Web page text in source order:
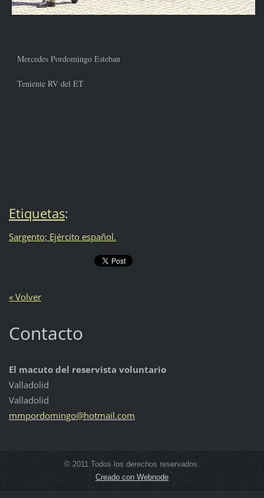
Mercedes Pordomingo Esteban
Teniente RV del ET
Etiquetas:
Sargento; Ejército español.
« Volver
Contacto
El macuto del reservista voluntario
Valladolid
Valladolid
mmpordomingo@hotmail.com
© 2011 Todos los derechos reservados.
Creado con Webnode